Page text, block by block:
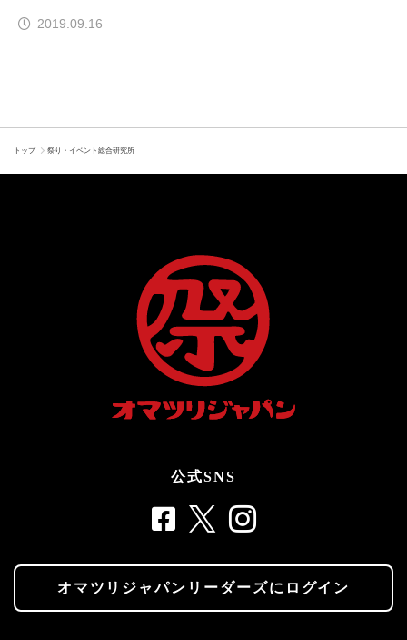
2019.09.16
トップ 祭り・イベント総合研究所
公式SNS
オマツリジャパンリーダーズにログイン